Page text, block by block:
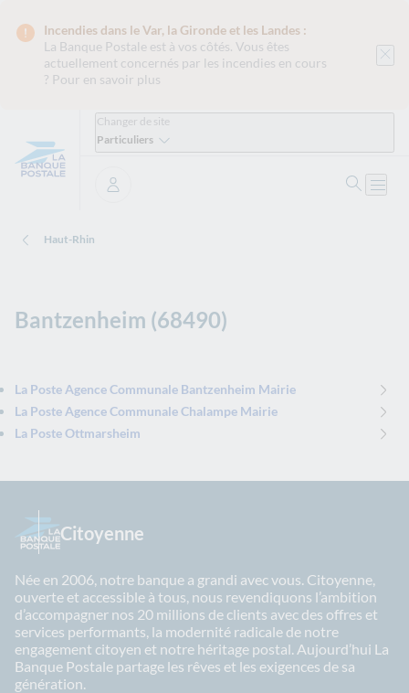
Incendies dans le Var, la Gironde et les Landes :
La Banque Postale est à vos côtés. Vous êtes
actuellement concernés par les incendies en cours
? Pour en savoir plus
Changer de site
Particuliers
Se connecter
Haut-Rhin
Bantzenheim (68490)
La Poste Agence Communale Bantzenheim Mairie
La Poste Agence Communale Chalampe Mairie
La Poste Ottmarsheim
Citoyenne
Née en 2006, notre banque a grandi avec vous. Citoyenne,
ouverte et accessible à tous, nous revendiquons l’ambition
d’accompagner nos 20 millions de clients avec des offres et
services performants, la modernité radicale de notre
engagement citoyen et notre héritage postal. Aujourd’hui La
Banque Postale partage les rêves et les exigences de sa
génération.